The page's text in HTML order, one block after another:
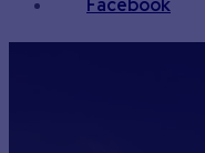
Facebook